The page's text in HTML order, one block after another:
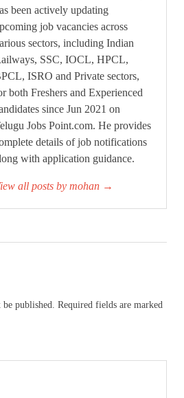
been actively updating
job vacancies across
sectors, including Indian
SSC, IOCL, HPCL,
ISRO and Private sectors,
both Freshers and Experienced
since Jun 2021 on
Jobs Point.com. He provides
details of job notifications
with application guidance.
all posts by mohan →
published. Required fields are marked